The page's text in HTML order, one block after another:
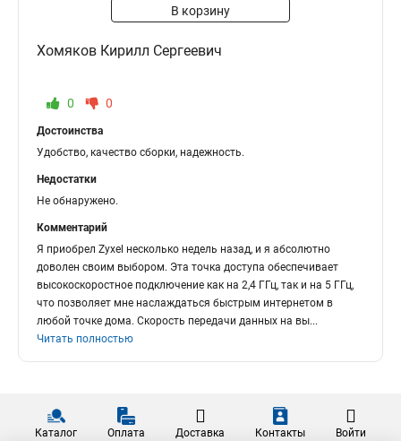
В корзину
Хомяков Кирилл Сергеевич
0 0
Достоинства
Удобство, качество сборки, надежность.
Недостатки
Не обнаружено.
Комментарий
Я приобрел Zyxel несколько недель назад, и я абсолютно
доволен своим выбором. Эта точка доступа обеспечивает
высокоскоростное подключение как на 2,4 ГГц, так и на 5 ГГц,
что позволяет мне наслаждаться быстрым интернетом в
любой точке дома. Скорость передачи данных на вы...
Читать полностью
Каталог Оплата Доставка Контакты Войти